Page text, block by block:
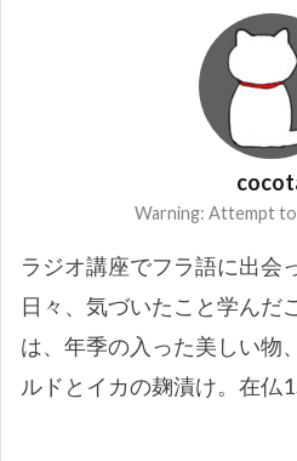
Warning: Attempt
ラジオ講座でフラ語に出会
日々、気づいたこと学んだ
は、年季の入った美しい物
ルドとイカの麹漬け。在仏